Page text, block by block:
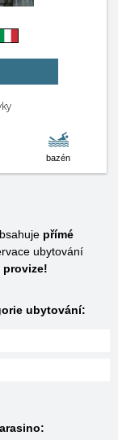
bazén
přímé
ubytování
provize!
ubytování: